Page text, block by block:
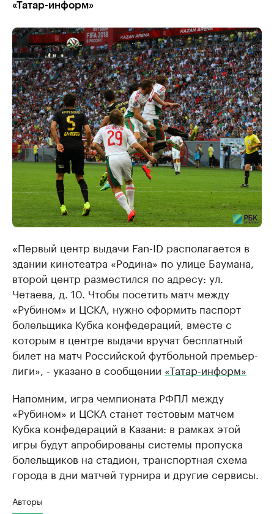
«Татар-информ»
«Первый центр выдачи Fan-ID располагается в
здании кинотеатра «Родина» по улице Баумана,
второй центр разместился по адресу: ул.
Четаева, д. 10. Чтобы посетить матч между
«Рубином» и ЦСКА, нужно оформить паспорт
болельщика Кубка конфедераций, вместе с
которым в центре выдачи вручат бесплатный
билет на матч Российской футбольной премьер-
лиги», - указано в сообщении «Татар-информ»
Напомним, игра чемпионата РФПЛ между
«Рубином» и ЦСКА станет тестовым матчем
Кубка конфедераций в Казани: в рамках этой
игры будут апробированы системы пропуска
болельщиков на стадион, транспортная схема
города в дни матчей турнира и другие сервисы.
Авторы